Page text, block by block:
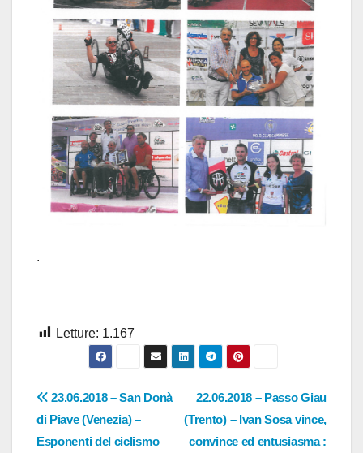
.
Letture: 1.167
Navigazione
articoli
22.06.2018 – Passo Giau
(Trento) – Ivan Sosa vince,
convince ed entusiasma :
23.06.2018 – San Donà
di Piave (Venezia) –
Esponenti del ciclismo